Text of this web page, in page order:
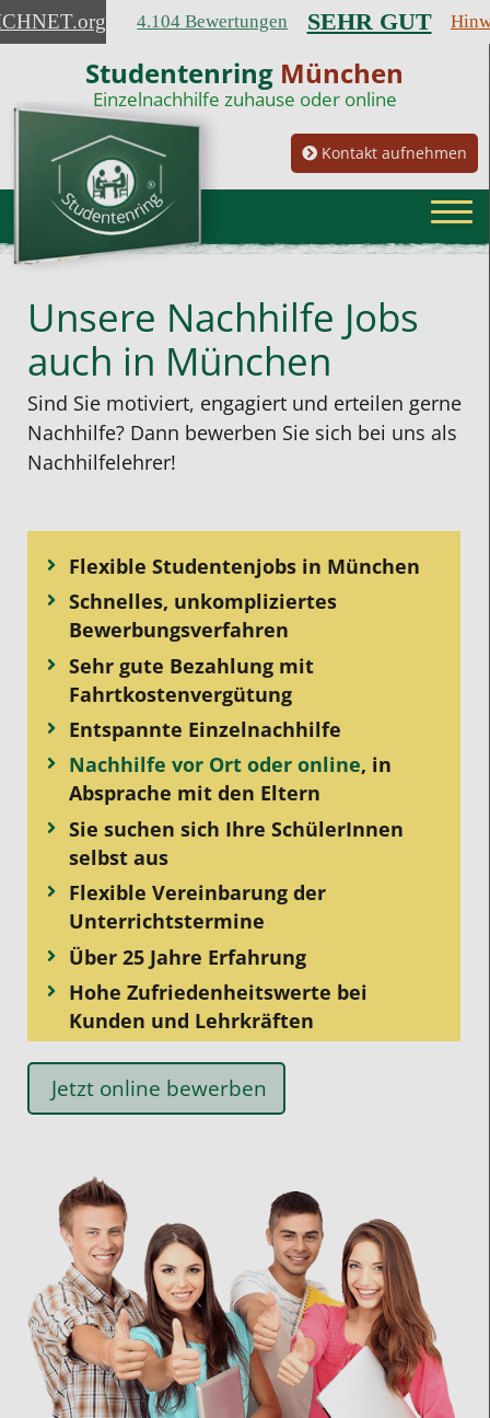
.org 4.104 Bewertungen SEHR GUT
Studentenring München
Einzelnachhilfe zuhause oder online
Kontakt aufnehmen
Unsere Nachhilfe Jobs
auch in München
Sind Sie motiviert, engagiert und erteilen gerne
Nachhilfe? Dann bewerben Sie sich bei uns als
Nachhilfelehrer!
Flexible Studentenjobs in München
Schnelles, unkompliziertes
Bewerbungsverfahren
Sehr gute Bezahlung mit
Fahrtkostenvergütung
Entspannte Einzelnachhilfe
Nachhilfe vor Ort oder online, in
Absprache mit den Eltern
Sie suchen sich Ihre SchülerInnen
selbst aus
Flexible Vereinbarung der
Unterrichtstermine
Über 25 Jahre Erfahrung
Hohe Zufriedenheitswerte bei
Kunden und Lehrkräften
Jetzt online bewerben